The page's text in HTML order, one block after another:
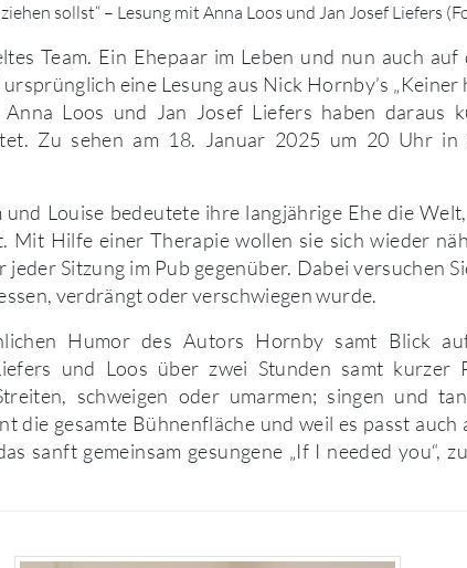
sollst“ – Lesung mit Anna Loos und Jan Josef Liefers
Team. Ein Ehepaar im Leben und nun auch
eine Lesung aus Nick Hornby’s „Keiner
Anna Loos und Jan Josef Liefers haben daraus
Zu sehen am 18. Januar 2025 um 20 Uhr in
und Louise bedeutete ihre langjährige Ehe die
Mit Hilfe einer Therapie wollen sie sich wieder
Sitzung im Pub gegenüber. Dabei versuchen
verdrängt oder verschwiegen wurde.
Humor des Autors Hornby samt Blick
und Loos über zwei Stunden samt kurzer
schweigen oder umarmen; singen und
die gesamte Bühnenfläche und weil es passt auch
sanft gemeinsam gesungene „If I needed you“,